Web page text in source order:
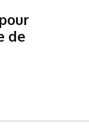
de